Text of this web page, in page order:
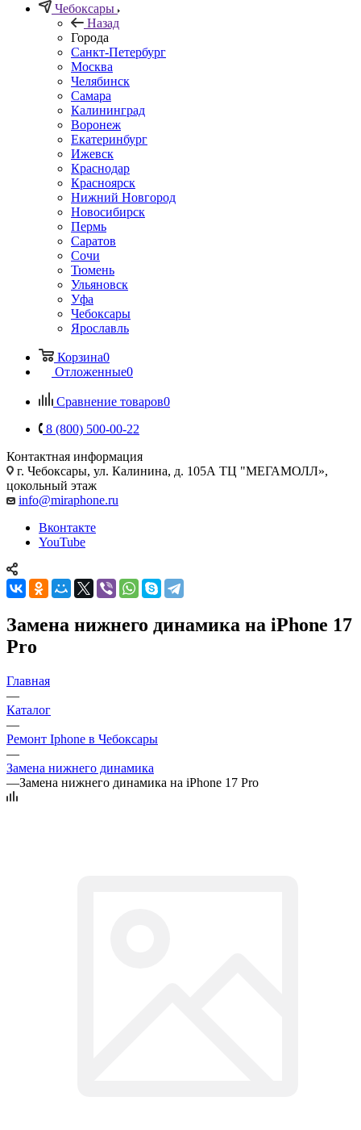
Чебоксары
Назад
Города
Санкт-Петербург
Москва
Челябинск
Самара
Калининград
Воронеж
Екатеринбург
Ижевск
Краснодар
Красноярск
Нижний Новгород
Новосибирск
Пермь
Саратов
Сочи
Тюмень
Ульяновск
Уфа
Чебоксары
Ярославль
Корзина0
Отложенные0
Сравнение товаров0
8 (800) 500-00-22
Контактная информация
г. Чебоксары, ул. Калинина, д. 105А ТЦ "МЕГАМОЛЛ»,
цокольный этаж
info@miraphone.ru
Вконтакте
YouTube
Замена нижнего динамика на iPhone 17
Pro
Главная
—
Каталог
—
Ремонт Iphone в Чебоксары
—
Замена нижнего динамика
—Замена нижнего динамика на iPhone 17 Pro